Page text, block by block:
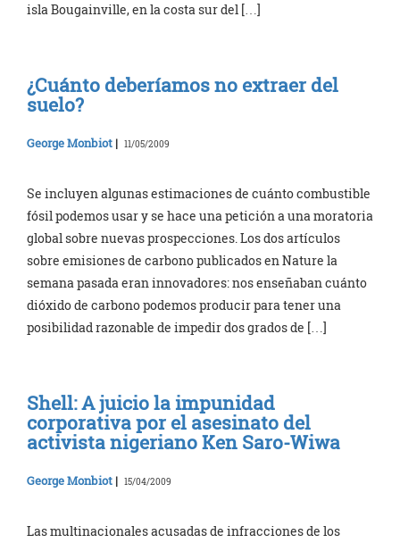
isla Bougainville, en la costa sur del […]
¿Cuánto deberíamos no extraer del
suelo?
George Monbiot | 11/05/2009
Se incluyen algunas estimaciones de cuánto combustible
fósil podemos usar y se hace una petición a una moratoria
global sobre nuevas prospecciones. Los dos artículos
sobre emisiones de carbono publicados en Nature la
semana pasada eran innovadores: nos enseñaban cuánto
dióxido de carbono podemos producir para tener una
posibilidad razonable de impedir dos grados de […]
Shell: A juicio la impunidad
corporativa por el asesinato del
activista nigeriano Ken Saro-Wiwa
George Monbiot | 15/04/2009
Las multinacionales acusadas de infracciones de los